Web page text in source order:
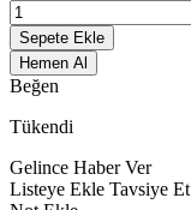
Sepete Ekle
Hemen Al
Beğen
Tükendi
Gelince Haber Ver
Listeye Ekle Tavsiye Et